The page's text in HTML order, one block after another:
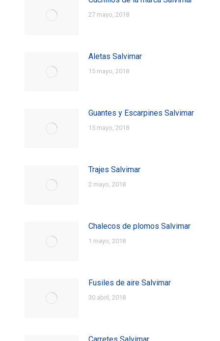
27 mayo, 2018
Aletas Salvimar
15 mayo, 2018
Guantes y Escarpines Salvimar
15 mayo, 2018
Trajes Salvimar
2 mayo, 2018
Chalecos de plomos Salvimar
1 mayo, 2018
Fusiles de aire Salvimar
30 abril, 2018